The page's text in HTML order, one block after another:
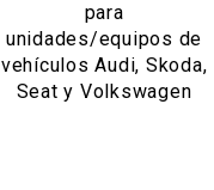
para
unidades/equipos de
vehículos Audi, Skoda,
Seat y Volkswagen